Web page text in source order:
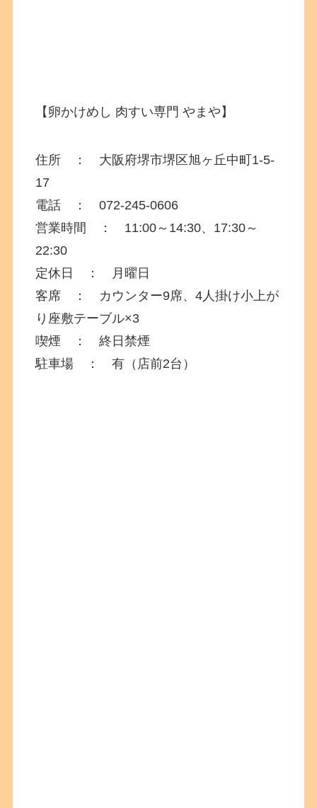
【 卵かけめし 肉すい専門 やまや 】
住所 ： 大阪府堺市堺区旭ヶ丘中町1-5-
17
電話 ： 072-245-0606
営業時間 ： 11:00～14:30、17:30～
22:30
定休日 ： 月曜日
客席 ： カウンター9席、4人掛け小上が
り座敷テーブル×3
喫煙 ： 終日禁煙
駐車場 ： 有（店前2台）